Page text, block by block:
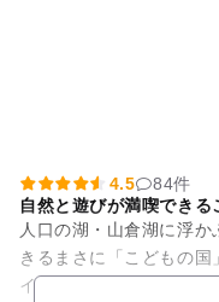
4.5
84件
自然と遊びが満喫できる
人口の湖・山倉湖に浮
きるまさに「こどもの
インを、釣りに挑戦し